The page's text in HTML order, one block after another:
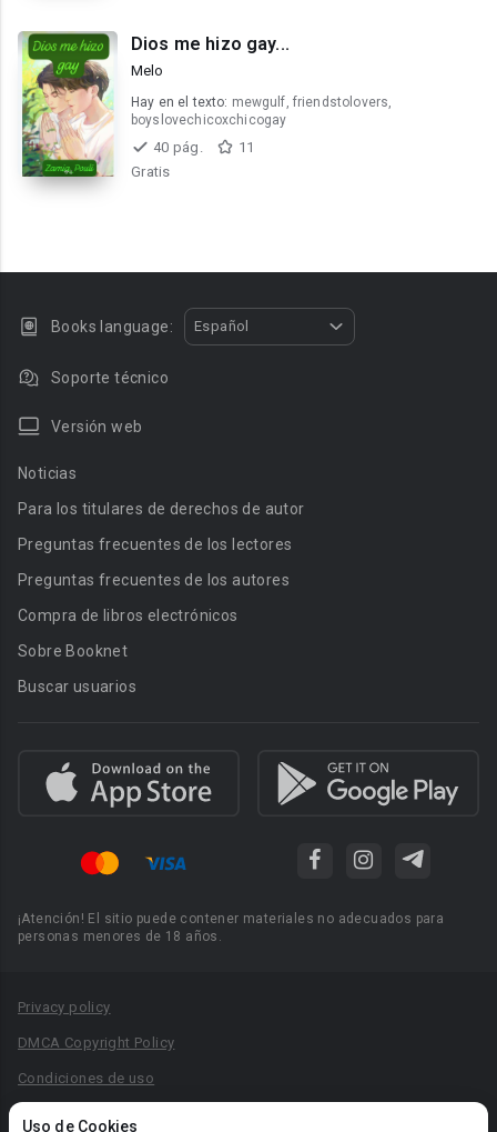
Dios me hizo gay...
Melo
Hay en el texto: mewgulf, friendstolovers,
boyslovechicoxchicogay
40 pág.
11
Gratis
Uso de Cookies
Books language: Español
Soporte técnico
Versión web
Noticias
Para los titulares de derechos de autor
Preguntas frecuentes de los lectores
Preguntas frecuentes de los autores
Compra de libros electrónicos
Sobre Booknet
Buscar usuarios
¡Atención! El sitio puede contener materiales no adecuados para
personas menores de 18 años.
Privacy policy
DMCA Copyright Policy
Condiciones de uso